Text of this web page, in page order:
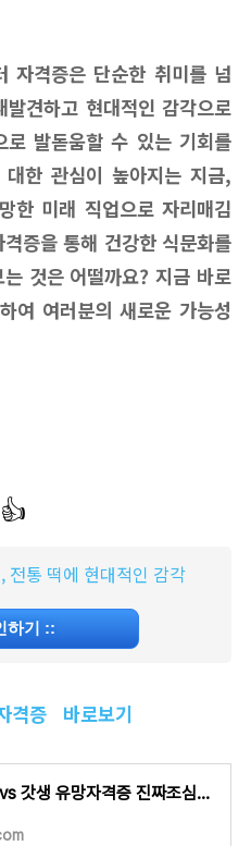
자격증은 단순한 취미를 넘
견하고 현대적인 감각으로
로 발돋움할 수 있는 기회를
한 관심이 높아지는 지금,
한 미래 직업으로 자리매김
증을 통해 건강한 식문화를
것은 어떨까요? 지금 바로
여 여러분의 새로운 가능성
전통 떡에 현대적인 감각
하기 ::
격증 바로보기
무쓸모자격증 vs 갓생 유망자격증 진짜조심하자.